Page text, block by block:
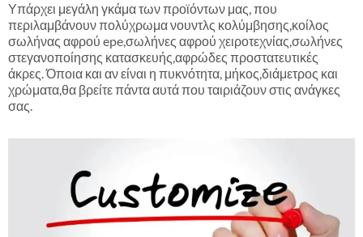
Υπάρχει μεγάλη γκάμα των προϊόντων μας, που
περιλαμβάνουν πολύχρωμα νουντλς κολύμβησης,κοίλος
σωλήνας αφρού epe,σωλήνες αφρού χειροτεχνίας,σωλήνες
στεγανοποίησης κατασκευής,αφρώδες προστατευτικές
άκρες. Όποια και αν είναι η πυκνότητα, μήκος,διάμετρος και
χρώματα,θα βρείτε πάντα αυτά που ταιριάζουν στις ανάγκες
σας.